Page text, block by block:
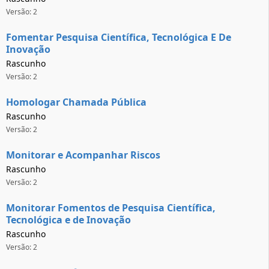
Versão: 2
Fomentar Pesquisa Científica, Tecnológica E De
Inovação
Rascunho
Versão: 2
Homologar Chamada Pública
Rascunho
Versão: 2
Monitorar e Acompanhar Riscos
Rascunho
Versão: 2
Monitorar Fomentos de Pesquisa Científica,
Tecnológica e de Inovação
Rascunho
Versão: 2